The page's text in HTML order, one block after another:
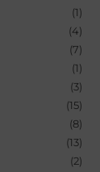
(1)
(4)
(7)
(1)
(3)
(15)
(8)
(13)
(2)